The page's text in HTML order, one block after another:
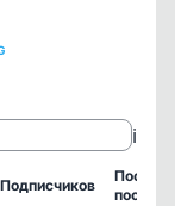
ℹ️
Подписчиков
пост